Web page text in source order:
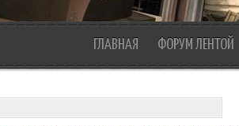
ГЛАВНАЯ ФОРУМ ЛЕНТОЙ